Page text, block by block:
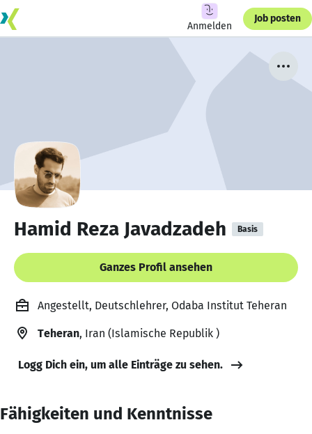
Anmelden
Job posten
Hamid Reza Javadzadeh Basis
Ganzes Profil ansehen
Angestellt, Deutschlehrer, Odaba Institut Teheran
Teheran, Iran (Islamische Republik )
Logg Dich ein, um alle Einträge zu sehen.
Fähigkeiten und Kenntnisse